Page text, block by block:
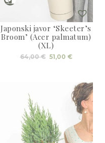
Japonski javor ‘Skeeter’s
Broom’ (Acer palmatum)
(XL)
64,00€ Izvirna
cena
51,00 €Trenutna